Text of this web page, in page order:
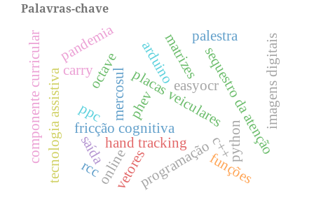
Palavras-chave
placas veiculares
easyocr
mercosul sequestro da atenção
fricção cognitiva
matrizes
octave imagens digitais
saída
carry
phev
arduino
hand tracking
programação python
c++
tecnologia assistiva ppc
componente curricular pandemia
online
palestra
vetores
rcc funções